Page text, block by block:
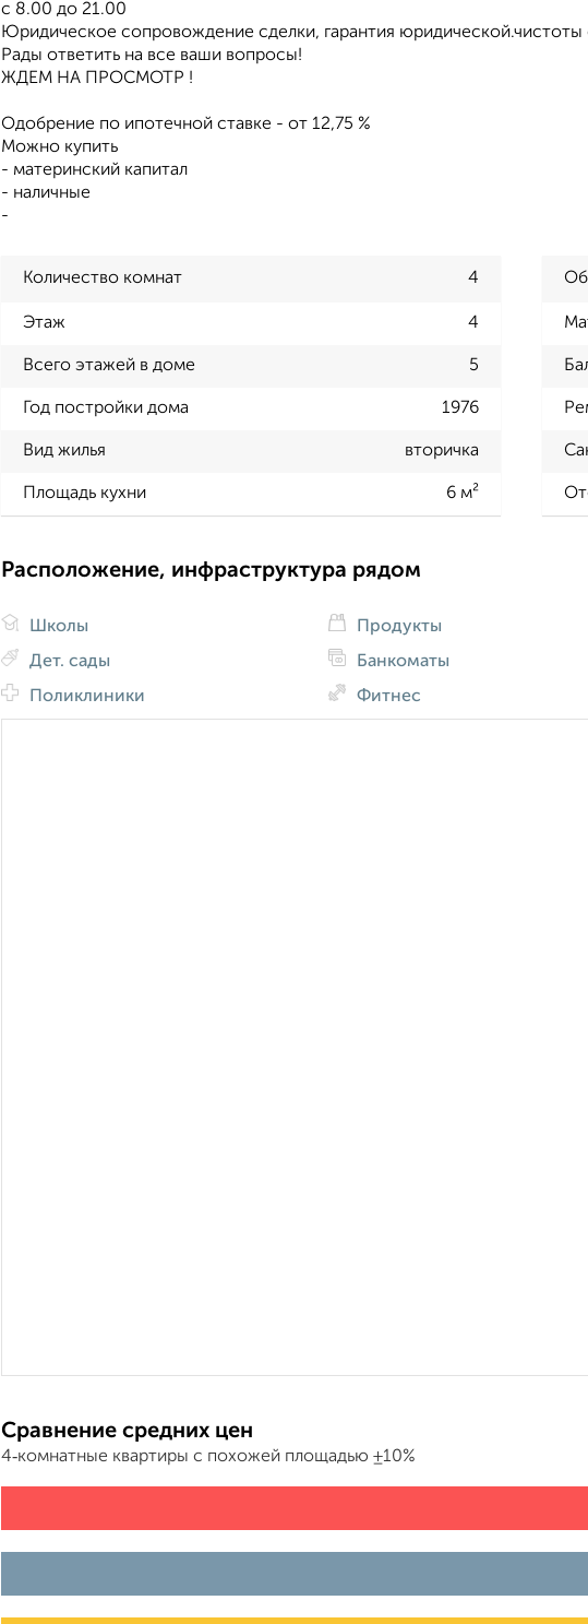
с 8.00 до 21.00
Юридическое сопровождение сделки, гарантия юридической.чистоты
Рады ответить на все ваши вопросы!
ЖДЕМ НА ПРОСМОТР !
Одобрение по ипотечной ставке - от 12,75 %
Можно купить
- материнский капитал
- наличные
-
Количество комнат 4
Этаж 4
Всего этажей в доме 5
Год постройки дома 1976
Вид жилья вторичка
Площадь кухни 6 м²
Расположение, инфраструктура рядом
Школы
Дет. сады
Поликлиники
Продукты
Банкоматы
Фитнес
Сравнение средних цен
4‑комнатные квартиры с похожей площадью ±10%